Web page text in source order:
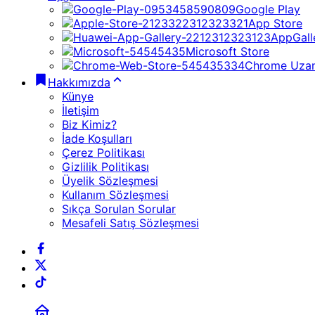
Google Play
App Store
Microsoft Store
Chrome
Hakkımızda
Künye
İletişim
Biz Kimiz?
İade Koşulları
Çerez Politikası
Gizlilik Politikası
Üyelik Sözleşmesi
Kullanım Sözleşmesi
Sıkça Sorulan Sorular
Mesafeli Satış Sözleşmesi